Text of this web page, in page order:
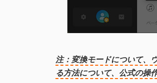
注：変換モードについて、
る方法について、公式の操